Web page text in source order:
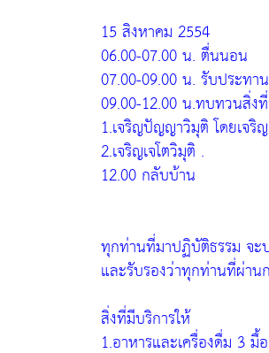
15 สิงหาคม 2554
06.00-07.00 น. ตื่นนอน
07.00-09.00 น. รับประทา
09.00-12.00 น.ทบทวนสิ่
1.เจริญปัญญาวิมุติ โดยเจ
2.เจริญเจโตวิมุติ .
12.00 กลับบ้าน
ทุกท่านที่มาปฏิบัติธรรม จ
และรับรองว่าทุกท่านที่ผ่า
สิ่งที่มีบริการให้
1.อาหารและเครื่องดื่ม 3 มื้อ